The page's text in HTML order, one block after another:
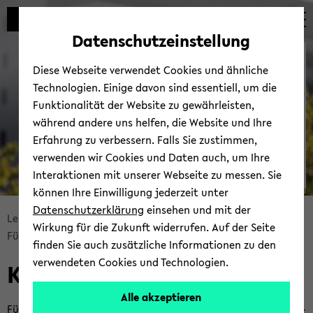
Automatische
vermeiden
zum
wechseln
zum
wechseln
zum
wechseln
Bread­
crumb
sprin­
gen
und
Lehr- und Stu­di­en­or­ga­ni­sa­ti­on
Lehr­or­ga­ni­sa­ti­on
Für Lehr­pla­ner*innen
Ka­len­der der Lehr­pla­nung
Lehr­pla­ner*innen
Ka­
len­
der
der
Lehr­
nung
© Uni­ver­si­tät Bie­le­feld
Ka­len­der der Lehr­pla­nung
Für die Or­ga­ni­sa­ti­on des Lehr­be­triebs ori­en­tie­ren sich Fa­kul­
Datenschutzeinstellung
Diese Webseite verwendet Cookies und ähnliche
Technologien. Einige davon sind essentiell, um die
Funktionalität der Website zu gewährleisten,
während andere uns helfen, die Website und Ihre
Erfahrung zu verbessern. Falls Sie zustimmen,
verwenden wir Cookies und Daten auch, um Ihre
Interaktionen mit unserer Webseite zu messen. Sie
können Ihre Einwilligung jederzeit unter
Datenschutzerklärung einsehen und mit der
Wirkung für die Zukunft widerrufen. Auf der Seite
finden Sie auch zusätzliche Informationen zu den
verwendeten Cookies und Technologien.
Alle akzeptieren